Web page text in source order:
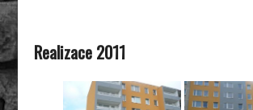
Realizace 2011